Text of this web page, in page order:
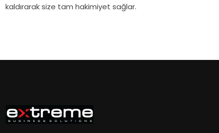
kaldırarak size tam hakimiyet sağlar.